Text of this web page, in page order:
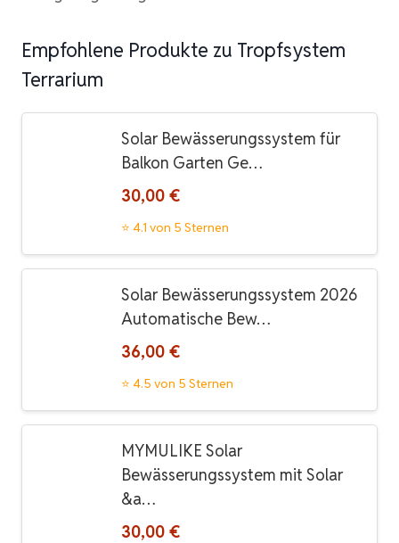
Empfohlene Produkte zu Tropfsystem
Terrarium
Solar Bewässerungssystem für
Balkon Garten Ge…
30,00 €
⭐ 4.1 von 5 Sternen
Solar Bewässerungssystem 2026
Automatische Bew…
36,00 €
⭐ 4.5 von 5 Sternen
MYMULIKE Solar
Bewässerungssystem mit Solar
&a…
30,00 €